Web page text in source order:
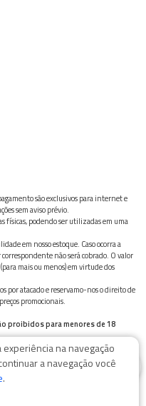
são exclusivos para internet e
sem aviso prévio.
físicas, podendo ser utilizadas em uma
em nosso estoque. Caso ocorra a
não será cobrado. O valor
mais ou menos) em virtude dos
por atacado e reservamo-nos o direito de
promocionais.
proibidos para menores de 18
excesso, provoca graves males à saúde.
na navegação
a navegação você
.